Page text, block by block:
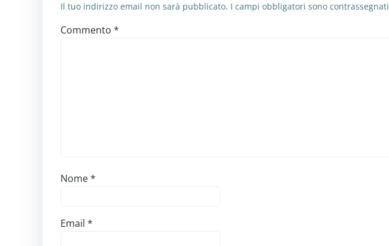
Il tuo indirizzo email non sarà pubblicato. I campi obbligatori sono contrassegnati
Commento *
Nome*
Email *